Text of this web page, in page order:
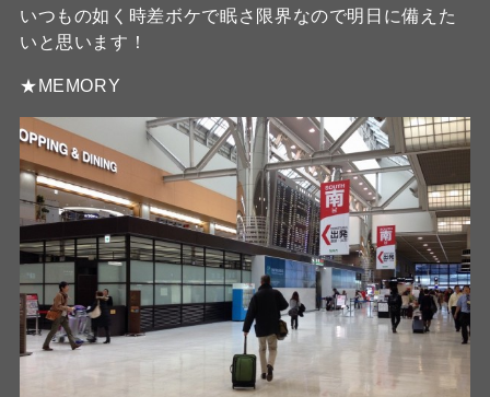
いつもの如く時差ボケで眠さ限界なので明日に備えた
いと思います！
★MEMORY